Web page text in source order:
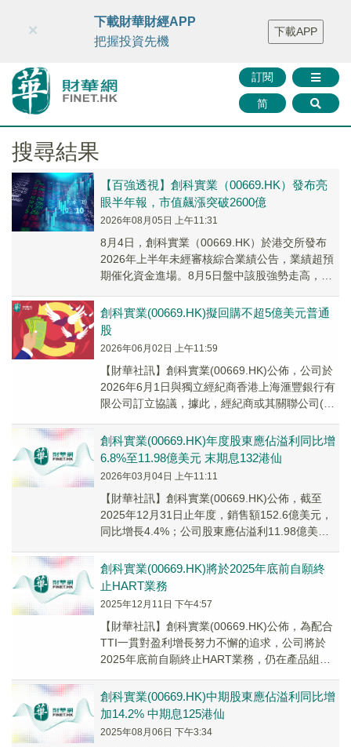
財華智庫網 FINTV FINMETA 財華證券 媒體矩陣
智庫沙龍
聯絡我們
訂閱
简
×
下載財華財經APP
把握投資先機
下載APP
搜尋結果
【百強透視】創科實業（00669.HK）發布亮
眼半年報，市值飆漲突破2600億
2026年08月05日 上午11:31
8月4日，創科實業（00669.HK）於港交所發布
2026年上半年未經審核綜合業績公告，業績超預
期催化資金進場。8月5日盤中該股強勢走高，截
創科實業(00669.HK)擬回購不超5億美元普通
股
2026年06月02日 上午11:59
【財華社訊】創科實業(00669.HK)公佈，公司於
2026年6月1日與獨立經紀商香港上海滙豐銀行有
限公司訂立協議，據此，經紀商或其關聯公司(將
創科實業(00669.HK)年度股東應佔溢利同比增
6.8%至11.98億美元 末期息132港仙
2026年03月04日 上午11:11
​【財華社訊】創科實業(00669.HK)公佈，截至
2025年12月31日止年度，銷售額152.6億美元，
同比增長4.4%；公司股東應佔溢利11.98億美
創科實業(00669.HK)將於2025年底前自願終
止HART業務
2025年12月11日 下午4:57
【財華社訊】創科實業(00669.HK)公佈，為配合
TTI一貫對盈利增長努力不懈的追求，公司將於
2025年底前自願終止HART業務，仍在產品組合
創科實業(00669.HK)中期股東應佔溢利同比增
加14.2% 中期息125港仙
2025年08月06日 下午3:34